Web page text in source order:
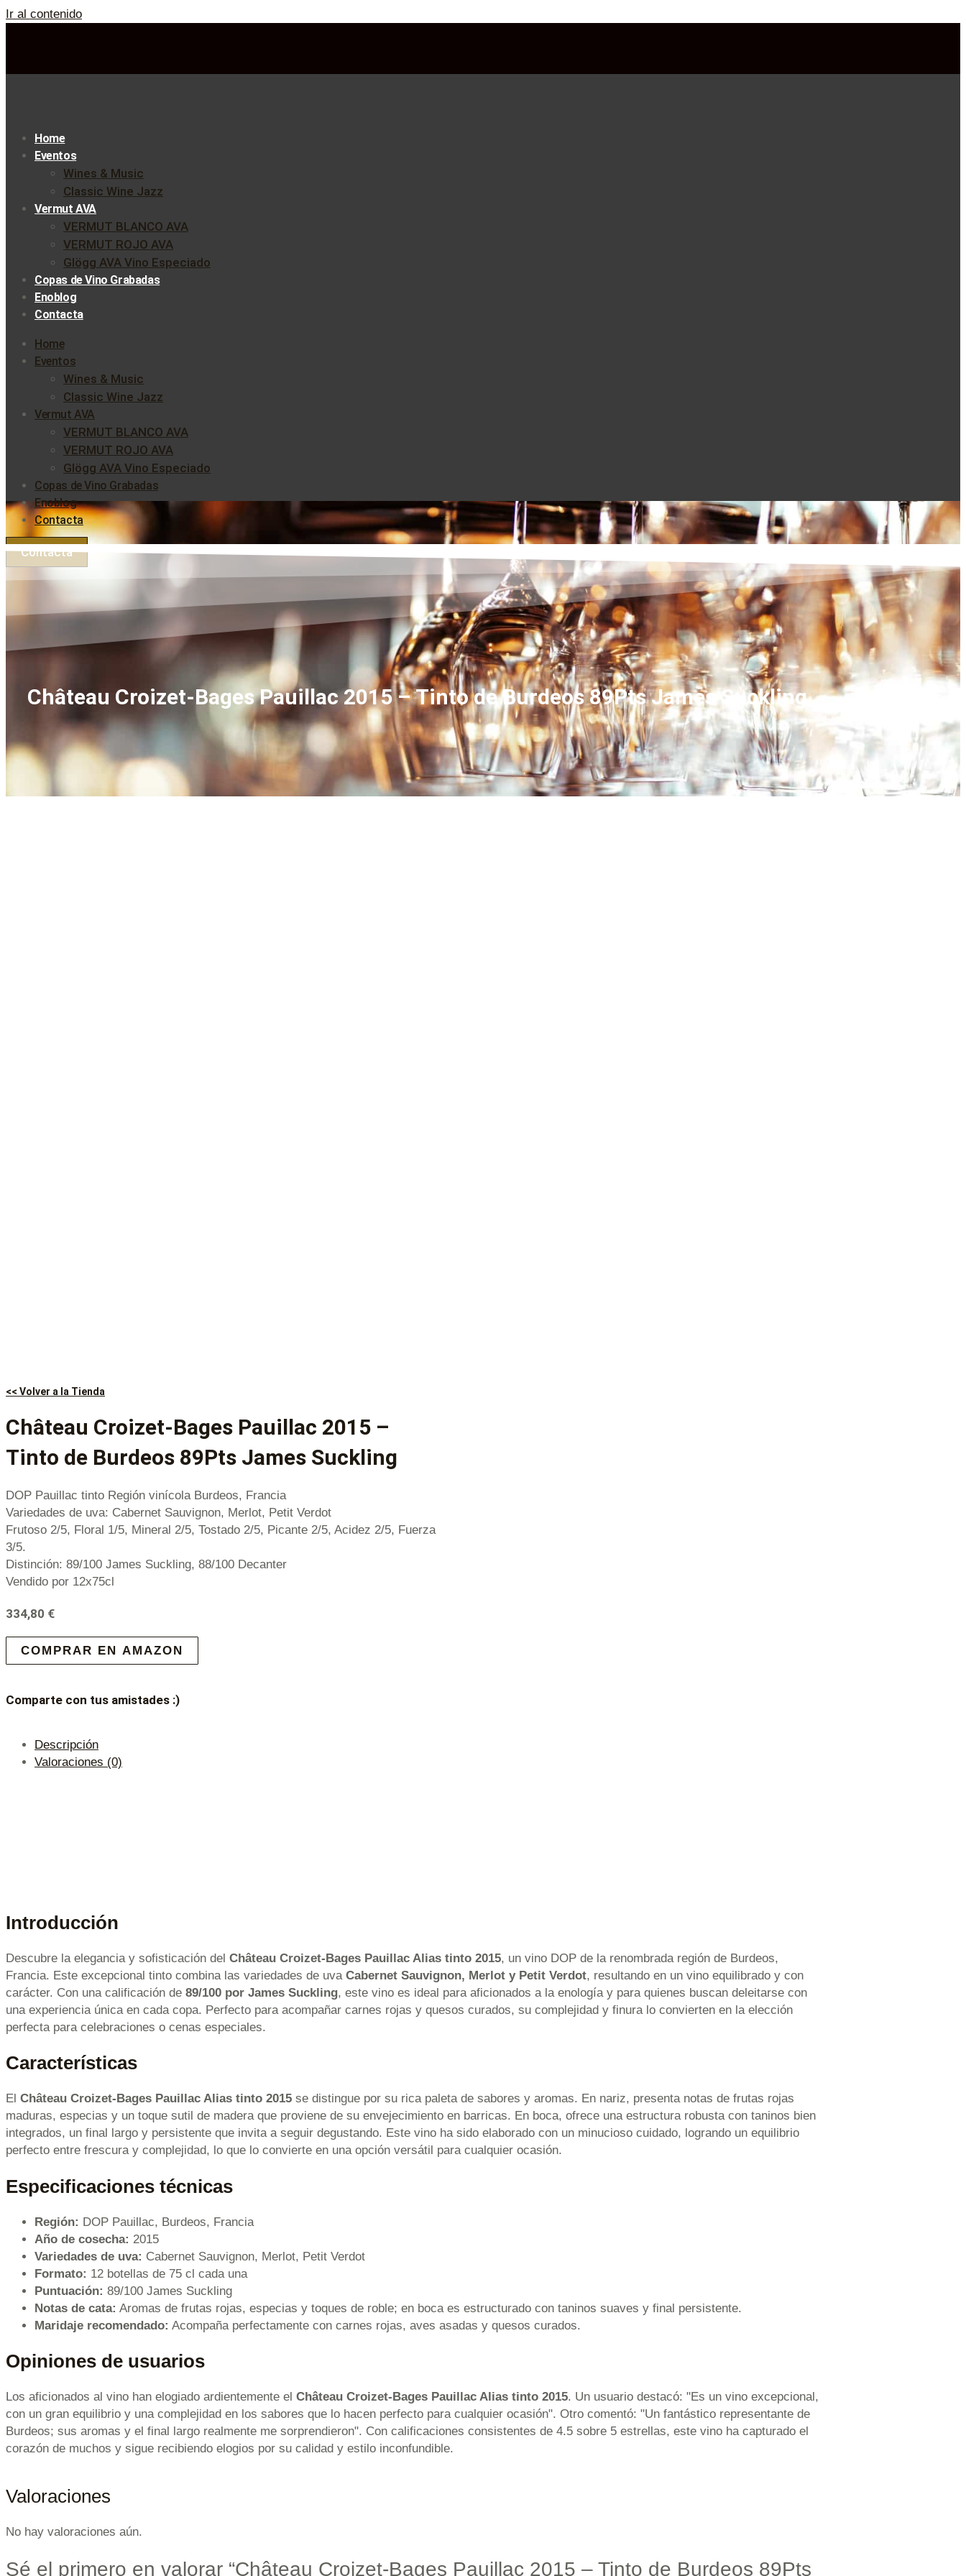
Ir al contenido
Home
Eventos
Wines & Music
Classic Wine Jazz
Vermut AVA
VERMUT BLANCO AVA
VERMUT ROJO AVA
Glögg AVA Vino Especiado
Copas de Vino Grabadas
Enoblog
Contacta
Home
Eventos
Wines & Music
Classic Wine Jazz
Vermut AVA
VERMUT BLANCO AVA
VERMUT ROJO AVA
Glögg AVA Vino Especiado
Copas de Vino Grabadas
Enoblog
Contacta
Contacta
Château Croizet-Bages Pauillac 2015 – Tinto de Burdeos 89Pts James Suckling
<< Volver a la Tienda
Château Croizet-Bages Pauillac 2015 –
Tinto de Burdeos 89Pts James Suckling
DOP Pauillac tinto Región vinícola Burdeos, Francia
Variedades de uva: Cabernet Sauvignon, Merlot, Petit Verdot
Frutoso 2/5, Floral 1/5, Mineral 2/5, Tostado 2/5, Picante 2/5, Acidez 2/5, Fuerza
3/5.
Distinción: 89/100 James Suckling, 88/100 Decanter
Vendido por 12x75cl
334,80 €
COMPRAR EN AMAZON
Comparte con tus amistades :)
Descripción
Valoraciones (0)
Introducción
Descubre la elegancia y sofisticación del Château Croizet-Bages Pauillac Alias tinto 2015, un vino DOP de la renombrada región de Burdeos,
Francia. Este excepcional tinto combina las variedades de uva Cabernet Sauvignon, Merlot y Petit Verdot, resultando en un vino equilibrado y con
carácter. Con una calificación de 89/100 por James Suckling, este vino es ideal para aficionados a la enología y para quienes buscan deleitarse con
una experiencia única en cada copa. Perfecto para acompañar carnes rojas y quesos curados, su complejidad y finura lo convierten en la elección
perfecta para celebraciones o cenas especiales.
Características
El Château Croizet-Bages Pauillac Alias tinto 2015 se distingue por su rica paleta de sabores y aromas. En nariz, presenta notas de frutas rojas
maduras, especias y un toque sutil de madera que proviene de su envejecimiento en barricas. En boca, ofrece una estructura robusta con taninos bien
integrados, un final largo y persistente que invita a seguir degustando. Este vino ha sido elaborado con un minucioso cuidado, logrando un equilibrio
perfecto entre frescura y complejidad, lo que lo convierte en una opción versátil para cualquier ocasión.
Especificaciones técnicas
Región: DOP Pauillac, Burdeos, Francia
Año de cosecha: 2015
Variedades de uva: Cabernet Sauvignon, Merlot, Petit Verdot
Formato: 12 botellas de 75 cl cada una
Puntuación: 89/100 James Suckling
Notas de cata: Aromas de frutas rojas, especias y toques de roble; en boca es estructurado con taninos suaves y final persistente.
Maridaje recomendado: Acompaña perfectamente con carnes rojas, aves asadas y quesos curados.
Opiniones de usuarios
Los aficionados al vino han elogiado ardientemente el Château Croizet-Bages Pauillac Alias tinto 2015. Un usuario destacó: "Es un vino excepcional,
con un gran equilibrio y una complejidad en los sabores que lo hacen perfecto para cualquier ocasión". Otro comentó: "Un fantástico representante de
Burdeos; sus aromas y el final largo realmente me sorprendieron". Con calificaciones consistentes de 4.5 sobre 5 estrellas, este vino ha capturado el
corazón de muchos y sigue recibiendo elogios por su calidad y estilo inconfundible.
Valoraciones
No hay valoraciones aún.
Sé el primero en valorar “Château Croizet-Bages Pauillac 2015 – Tinto de Burdeos 89Pts